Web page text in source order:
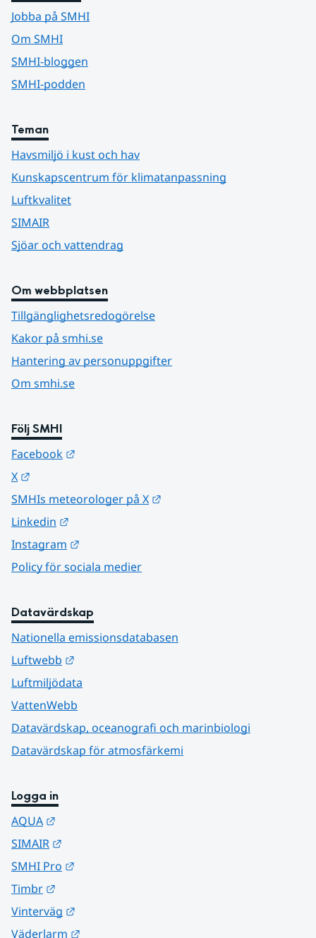
Jobba på SMHI
Om SMHI
SMHI-bloggen
SMHI-podden
Teman
Havsmiljö i kust och hav
Kunskapscentrum för klimatanpassning
Luftkvalitet
SIMAIR
Sjöar och vattendrag
Om webbplatsen
Tillgänglighetsredogörelse
Kakor på smhi.se
Hantering av personuppgifter
Om smhi.se
Följ SMHI
Facebook
X
SMHIs meteorologer på X
Linkedin
Instagram
Policy för sociala medier
Datavärdskap
Nationella emissionsdatabasen
Luftwebb
Luftmiljödata
VattenWebb
Datavärdskap, oceanografi och marinbiologi
Datavärdskap för atmosfärkemi
Logga in
AQUA
SIMAIR
SMHI Pro
Timbr
Vinterväg
Väderlarm